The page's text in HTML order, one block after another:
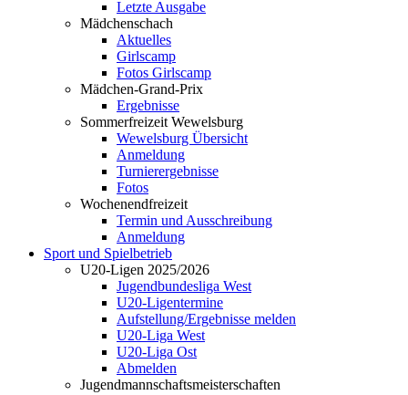
Letzte Ausgabe
Mädchenschach
Aktuelles
Girlscamp
Fotos Girlscamp
Mädchen-Grand-Prix
Ergebnisse
Sommerfreizeit Wewelsburg
Wewelsburg Übersicht
Anmeldung
Turnierergebnisse
Fotos
Wochenendfreizeit
Termin und Ausschreibung
Anmeldung
Sport und Spielbetrieb
U20-Ligen 2025/2026
Jugendbundesliga West
U20-Ligentermine
Aufstellung/Ergebnisse melden
U20-Liga West
U20-Liga Ost
Abmelden
Jugendmannschaftsmeisterschaften